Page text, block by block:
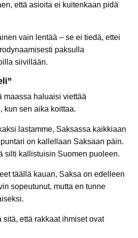
että asioita ei kuitenkaan pidä
vain lentää – se ei tiedä, ettei
paksulla
siivillään.
maassa haluaisi viettää
kun sen aika koittaa.
lastamme, Saksassa kaikkiaan
on kallellaan Saksaan päin.
silti kallistuisin Suomen puoleen.
täällä kauan, Saksa on edelleen
sopeutunut, mutta en tunne
sitä, että rakkaat ihmiset ovat